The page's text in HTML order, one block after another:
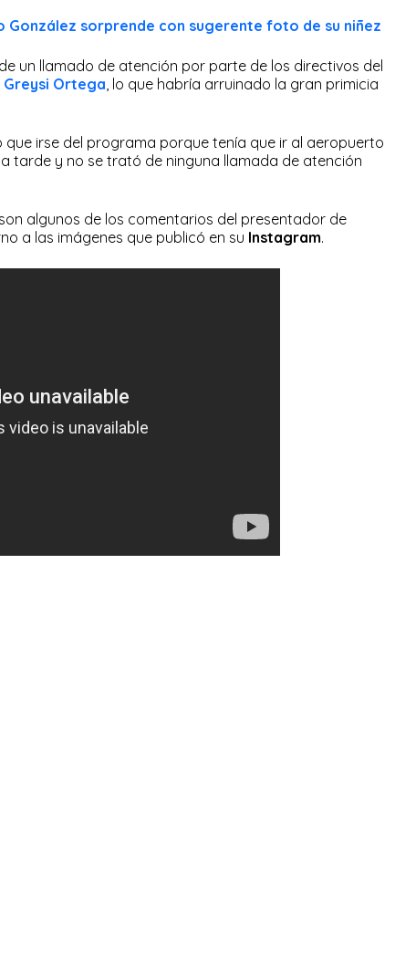
González sorprende con sugerente foto de su niñez
un llamado de atención por parte de los directivos del
Greysi Ortega , lo que habría arruinado la gran primicia
que irse del programa porque tenía que ir al aeropuerto
tarde y no se trató de ninguna llamada de atención
, son algunos de los comentarios del presentador de
a las imágenes que publicó en su Instagram.